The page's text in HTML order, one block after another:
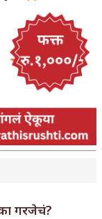
गरजेचं?